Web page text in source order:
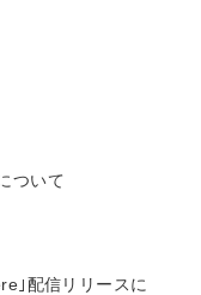
ついて
｣配信リリースに